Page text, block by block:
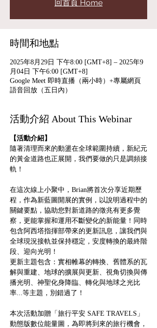
回首頁 Home
時間和地點
2025年8月29日 下午8:00 [GMT+8] – 2025年9
月04日 下午6:00 [GMT+8]
Google Meet 即時直播（兩小時）+專屬網頁
語音回放（五日內）
活動介紹 About This Webinar
【活動介紹】
隨著清理而來的動盪在全球範圍持續，新紀元
的黃金道路也正展開，我們要做的只是調頻接
軌！
在這次線上小聚中，Brian將首次分享近期歷
程，作為新藍圖開展的實例，以說明過程中的
關鍵要點，協助您對新道路的徵兆有更多覺
察，更能掌握和運用不斷變化的新能量！同時
包含阿西塔指揮部帶來的更新訊息，讓我們與
全球現況接軌並保持穩定，安度轉換的最終階
段、迎向光明！
更新主題包含：實相帷幕的轉換、舊體系的瓦
解與重建、地球的擴展與更新、視角切換與傳
播光明、神聖化身降臨、轉化與地球之光比
率...等主題，別錯過了！
本次活動加贈「旅行平安 SAFE TRAVELS」
動態版數位能量圖，為即將到來的旅行機會，